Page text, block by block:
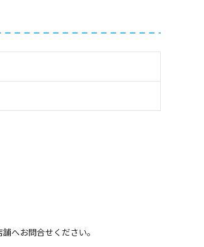
へお問合せください。